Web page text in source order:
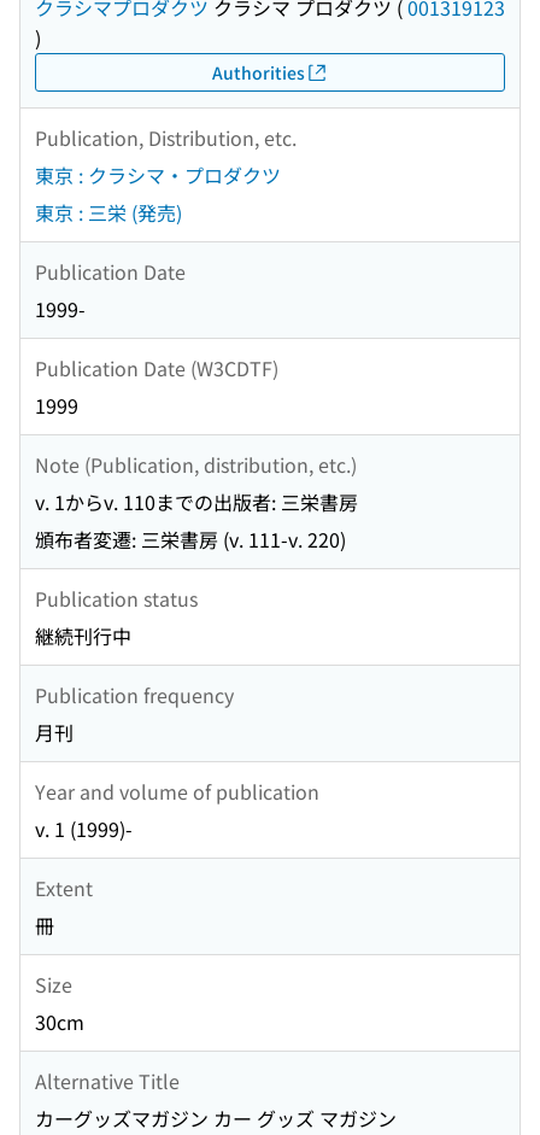
クラシマプロダクツ クラシマ プロダクツ (001319123
)
Authorities
Publication, Distribution, etc.
東京 : クラシマ・プロダクツ
東京 : 三栄 (発売)
Publication Date
1999-
Publication Date (W3CDTF)
1999
Note (Publication, distribution, etc.)
v. 1からv. 110までの出版者: 三栄書房
頒布者変遷: 三栄書房 (v. 111-v. 220)
Publication status
継続刊行中
Publication frequency
月刊
Year and volume of publication
v. 1 (1999)-
Extent
冊
Size
30cm
Alternative Title
カーグッズマガジン カー グッズ マガジン